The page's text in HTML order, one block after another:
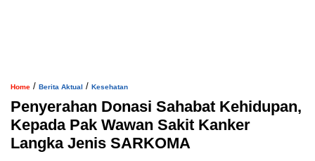
Home / Berita Aktual / Kesehatan
Penyerahan Donasi Sahabat Kehidupan,
Kepada Pak Wawan Sakit Kanker
Langka Jenis SARKOMA